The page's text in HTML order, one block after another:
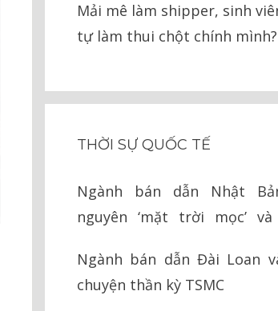
Mải mê làm shipper, sinh
tự làm thui chột chính mình?
THỜI SỰ QUỐC TẾ
Ngành bán dẫn Nhật
nguyên ‘mặt trời mọc’ và
Ngành bán dẫn Đài Loan
chuyện thần kỳ TSMC